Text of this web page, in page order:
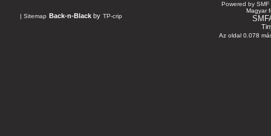
| Sitemap Back-n-Black by TP-crip
Powered by SMF
Magyar
Az oldal 0.078